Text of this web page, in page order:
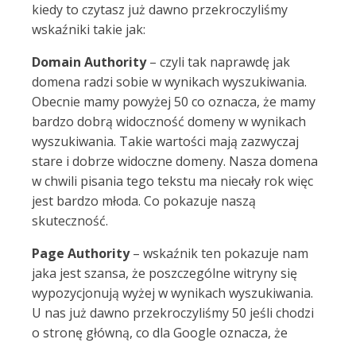
kiedy to czytasz już dawno przekroczyliśmy
wskaźniki takie jak:
Domain Authority– czyli tak naprawdę jak
domena radzi sobie w wynikach wyszukiwania.
Obecnie mamy powyżej 50 co oznacza, że mamy
bardzo dobrą widoczność domeny w wynikach
wyszukiwania. Takie wartości mają zazwyczaj
stare i dobrze widoczne domeny. Nasza domena
w chwili pisania tego tekstu ma niecały rok więc
jest bardzo młoda. Co pokazuje naszą
skuteczność.
Page Authority– wskaźnik ten pokazuje nam
jaka jest szansa, że poszczególne witryny się
wypozycjonują wyżej w wynikach wyszukiwania.
U nas już dawno przekroczyliśmy 50 jeśli chodzi
o stronę główną, co dla Google oznacza, że